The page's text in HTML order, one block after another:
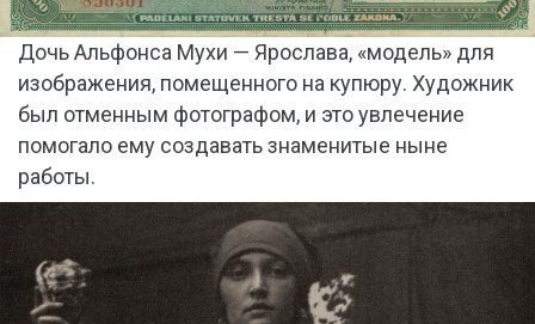
Дочь Альфонса Мухи — Ярослава, «модель» для
изображения, помещенного на купюру. Художник
был отменным фотографом, и это увлечение
помогало ему создавать знаменитые ныне
работы.